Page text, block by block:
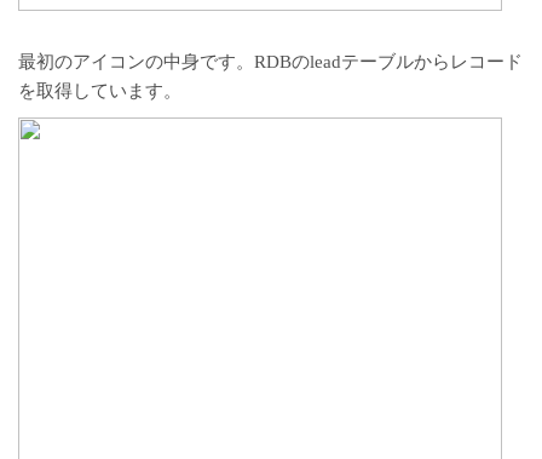
最初のアイコンの中身です。RDBのleadテーブルからレコード
を取得しています。